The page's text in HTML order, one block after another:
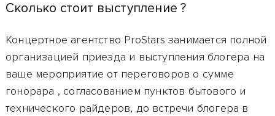
Сколько стоит выступление ?
Концертное агентство ProStars занимается полной
организацией приезда и выступления блогера на
ваше мероприятие от переговоров о сумме
гонорара , согласованием пунктов бытового и
технического райдеров, до встречи блогера в